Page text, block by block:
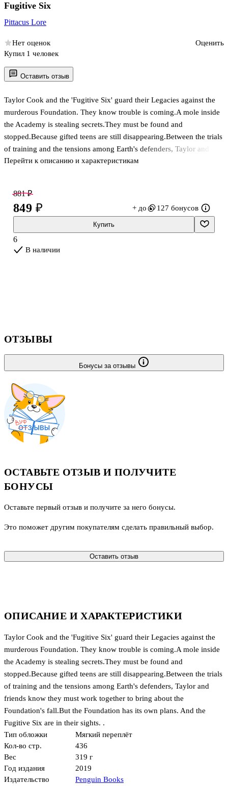
Оставить отзыв
Taylor Cook and the 'Fugitive Six' guard their Legacies against the
murderous Foundation. They know trouble is coming.A mole inside
the Academy is stealing secrets.They must be found and
stopped.Because gifted teens are still disappearing.Between the trials
of training and the tensions among Earth's defenders, Taylor and
friends know they must work together to bring about the
Перейти к описанию и характеристикам
Fugitive Six
Pittacus Lore
Нет оценок
Оценить
Купил 1 человек
881 ₽
849 ₽ + до 127 бонусов
Купить
6
В наличии
ОПИСАНИЕ И ХАРАКТЕРИСТИКИ
Taylor Cook and the 'Fugitive Six' guard their Legacies against the
murderous Foundation. They know trouble is coming.A mole inside
the Academy is stealing secrets.They must be found and
stopped.Because gifted teens are still disappearing.Between the trials
of training and the tensions among Earth's defenders, Taylor and
friends know they must work together to bring about the
Foundation's fall.But the Foundation has its own plans. And the
Fugitive Six are in their sights. .
Тип обложки
Мягкий переплёт
Кол-во стр.
436
Вес
319 г
Год издания
2019
Издательство
Penguin Books
ОТЗЫВЫ
Бонусы за отзывы
ОСТАВЬТЕ ОТЗЫВ И ПОЛУЧИТЕ
БОНУСЫ
Оставьте первый отзыв и получите за него бонусы.
Это поможет другим покупателям сделать правильный выбор.
Оставить отзыв